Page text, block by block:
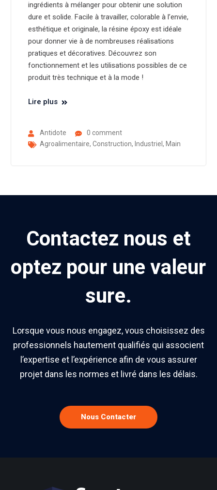
ingrédients à mélanger pour obtenir une solution
dure et solide. Facile à travailler, colorable à l’envie,
esthétique et originale, la résine époxy est idéale
pour donner vie à de nombreuses réalisations
pratiques et décoratives. Découvrez son
fonctionnement et les utilisations possibles de ce
produit très technique et à la mode !
Lire plus
Antidote
0 comment
Agroalimentaire,Construction, Industriel, Main
Contactez nous et
optez pour une valeur
sure.
Lorsque vous nous engagez, vous choisissez des
professionnels hautement qualifiés qui associent
l’expertise et l’expérience afin de vous assurer
projet dans les normes et livré dans les délais.
Nous Contacter